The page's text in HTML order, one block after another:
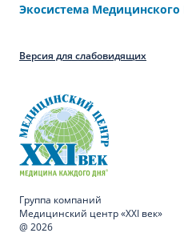
Экосистема Медицинского
Версия для слабовидящих
Группа компаний
Медицинский центр «XXI век»
@ 2026